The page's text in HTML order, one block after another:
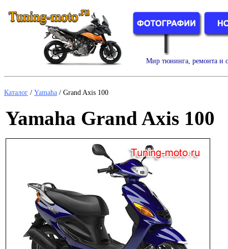
Мир тюнинга, ремонта и
Каталог / Yamaha / Grand Axis 100
Yamaha Grand Axis 100